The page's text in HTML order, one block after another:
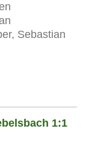
Sebastian
1:1